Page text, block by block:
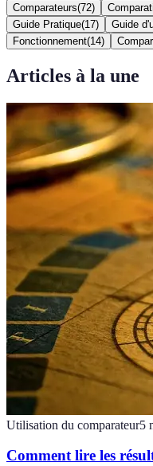
Comparateurs(72)
Guide Pratique(17) Guide
Fonctionnement(14)
Articles à la une
Utilisation du comparateur5
Comment lire les